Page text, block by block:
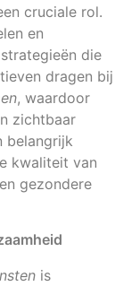
cruciale rol.
en
die
dragen bij
, waardoor
zichtbaar
belangrijk
kwaliteit van
gezondere
is